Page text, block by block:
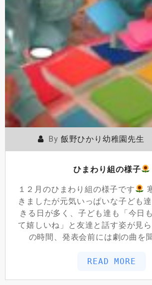
By 飯野ひかり幼稚園先生
ひまわり組の様子
１２月のひまわり組の様子です
きましたが元気いっぱいな子ども
きる日が多く、子ども達も「今日
て嬉しいね」と友達と話す姿が見
の時間、発表会前には劇の曲を
READ MORE